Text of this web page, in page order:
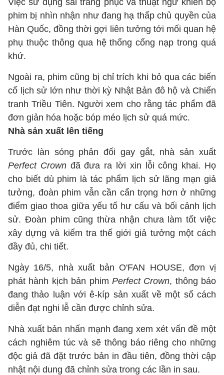
Việc sử dụng sai trang phục và thuật ngữ khiến bộ
phim bị nhìn nhận như đang hạ thấp chủ quyền của
Hàn Quốc, đồng thời gợi liên tưởng tới mối quan hệ
phụ thuộc thông qua hệ thống cống nạp trong quá
khứ.
Ngoài ra, phim cũng bị chỉ trích khi bỏ qua các biến
cố lịch sử lớn như thời kỳ Nhật Bản đô hộ và Chiến
tranh Triều Tiên. Người xem cho rằng tác phẩm đã
đơn giản hóa hoặc bóp méo lịch sử quá mức.
Nhà sản xuất lên tiếng
Trước làn sóng phản đối gay gắt, nhà sản xuất
Perfect Crown đã đưa ra lời xin lỗi công khai. Họ
cho biết dù phim là tác phẩm lịch sử lãng mạn giả
tưởng, đoàn phim vẫn cần cẩn trọng hơn ở những
điểm giao thoa giữa yếu tố hư cấu và bối cảnh lịch
sử. Đoàn phim cũng thừa nhận chưa làm tốt việc
xây dựng và kiểm tra thế giới giả tưởng một cách
đầy đủ, chi tiết.
Ngày 16/5, nhà xuất bản O'FAN HOUSE, đơn vị
phát hành kịch bản phim Perfect Crown, thông báo
đang thảo luận với ê-kíp sản xuất về một số cách
diễn đạt nghi lễ cần được chỉnh sửa.
Nhà xuất bản nhấn mạnh đang xem xét vấn đề một
cách nghiêm túc và sẽ thông báo riêng cho những
độc giả đã đặt trước bản in đầu tiên, đồng thời cập
nhật nội dung đã chỉnh sửa trong các lần in sau.